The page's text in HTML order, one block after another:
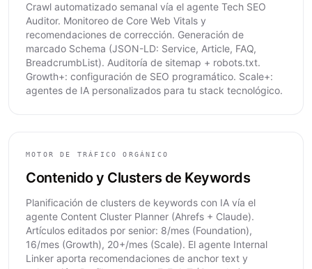
Crawl automatizado semanal vía el agente Tech SEO
Auditor. Monitoreo de Core Web Vitals y
recomendaciones de corrección. Generación de
marcado Schema (JSON-LD: Service, Article, FAQ,
BreadcrumbList). Auditoría de sitemap + robots.txt.
Growth+: configuración de SEO programático. Scale+:
agentes de IA personalizados para tu stack tecnológico.
MOTOR DE TRÁFICO ORGÁNICO
Contenido y Clusters de Keywords
Planificación de clusters de keywords con IA vía el
agente Content Cluster Planner (Ahrefs + Claude).
Artículos editados por senior: 8/mes (Foundation),
16/mes (Growth), 20+/mes (Scale). El agente Internal
Linker aporta recomendaciones de anchor text y